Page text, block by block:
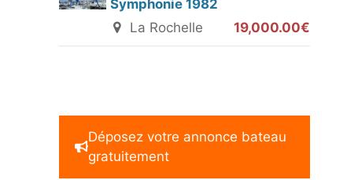
Symphonie 1982
La Rochelle
19,000.00€
Déposez votre annonce bateau
gratuitement